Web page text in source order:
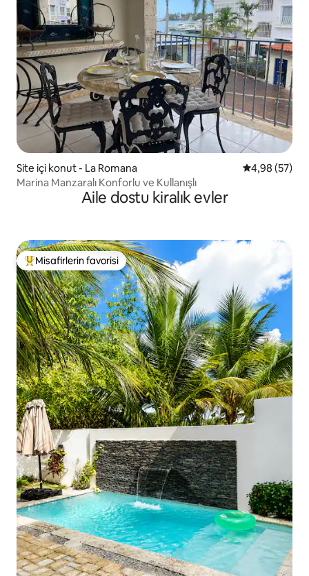
Site içi konut - La Romana 5 üzerinden
4,98 (57)
Marina Manzaralı Konforlu ve Kullanışlı
Aile dostu kiralık evler
Misafirlerin favorilerinden en beğenilenler arasında
Misafirlerin favorisi